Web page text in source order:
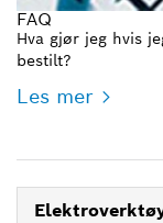
FAQ
Hva gjør jeg hvis
bestilt?
Les mer